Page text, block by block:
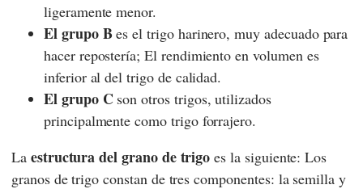
ligeramente menor.
El grupo B es el trigo harinero, muy adecuado para
hacer repostería; El rendimiento en volumen es
inferior al del trigo de calidad.
El grupo Cson otros trigos, utilizados
principalmente como trigo forrajero.
La estructura del grano de trigo es la siguiente: Los
granos de trigo constan de tres componentes: la semilla y